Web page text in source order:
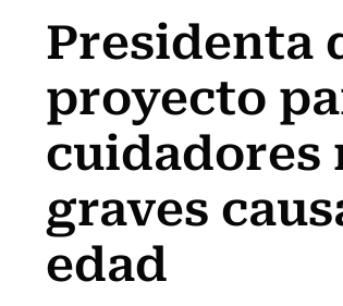
Presidenta
proyecto
cuidadores
graves
edad